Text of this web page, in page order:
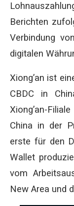
Berichten
Verbindung
digitalen
Xiong’an ist
CBDC in
Xiong’an-
China in der
erste für den
Wallet
vom
New Area und